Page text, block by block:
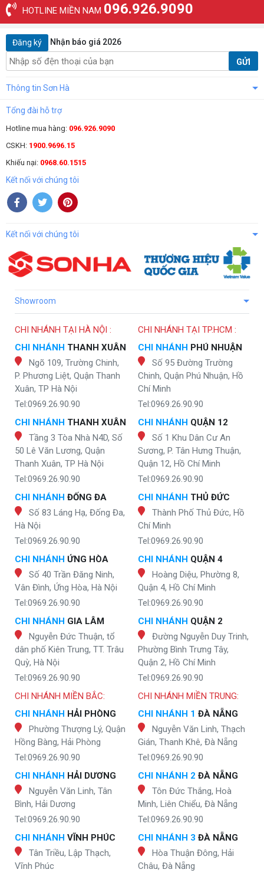
HOTLINE MIỀN NAM 096.926.9090
Đăng ký Nhận báo giá 2026
GỬI
Thông tin Sơn Hà
Tổng đài hỗ trợ
Hotline mua hàng: 096.926.9090
CSKH: 1900.9696.15
Khiếu nại: 0968.60.1515
Kết nối với chúng tôi
Kết nối với chúng tôi
Showroom
CHI NHÁNH TẠI HÀ NỘI :
CHI NHÁNH THANH XUÂN
Ngõ 109, Trường Chinh,
P. Phương Liệt, Quận Thanh
Xuân, TP Hà Nội
Tel:0969.26.90.90
CHI NHÁNH THANH XUÂN
Tầng 3 Tòa Nhà N4D, Số
50 Lê Văn Lương, Quận
Thanh Xuân, TP Hà Nội
Tel:0969.26.90.90
CHI NHÁNH ĐỐNG ĐA
Số 83 Láng Hạ, Đống Đa,
Hà Nội
Tel:0969.26.90.90
CHI NHÁNH ỨNG HÒA
Số 40 Trần Đăng Ninh,
Vân Đình, Ứng Hòa, Hà Nội
Tel:0969.26.90.90
CHI NHÁNH GIA LÂM
Nguyễn Đức Thuận, tổ
dân phố Kiên Trung, TT. Trâu
Quỳ, Hà Nội
Tel:0969.26.90.90
CHI NHÁNH TẠI TP.HCM :
CHI NHÁNH PHÚ NHUẬN
Số 95 Đường Trường
Chinh, Quận Phú Nhuận, Hồ
Chí Minh
Tel:0969.26.90.90
CHI NHÁNH QUẬN 12
Số 1 Khu Dân Cư An
Sương, P. Tân Hưng Thuận,
Quận 12, Hồ Chí Minh
Tel:0969.26.90.90
CHI NHÁNH THỦ ĐỨC
Thành Phố Thủ Đức, Hồ
Chí Minh
Tel:0969.26.90.90
CHI NHÁNH QUẬN 4
Hoàng Diệu, Phường 8,
Quận 4, Hồ Chí Minh
Tel:0969.26.90.90
CHI NHÁNH QUẬN 2
Đường Nguyễn Duy Trinh,
Phường Bình Trưng Tây,
Quận 2, Hồ Chí Minh
Tel:0969.26.90.90
CHI NHÁNH MIỀN BẮC:
CHI NHÁNH HẢI PHÒNG
Phường Thượng Lý, Quận
Hồng Bàng, Hải Phòng
Tel:0969.26.90.90
CHI NHÁNH HẢI DƯƠNG
Nguyễn Văn Linh, Tân
Bình, Hải Dương
Tel:0969.26.90.90
CHI NHÁNH VĨNH PHÚC
Tân Triều, Lập Thạch,
Vĩnh Phúc
CHI NHÁNH MIỀN TRUNG:
CHI NHÁNH 1 ĐÀ NẴNG
Nguyễn Văn Linh, Thạch
Gián, Thanh Khê, Đà Nẵng
Tel:0969.26.90.90
CHI NHÁNH 2 ĐÀ NẴNG
Tôn Đức Thắng, Hoà
Minh, Liên Chiểu, Đà Nẵng
Tel:0969.26.90.90
CHI NHÁNH 3 ĐÀ NẴNG
Hòa Thuận Đông, Hải
Châu, Đà Nẵng